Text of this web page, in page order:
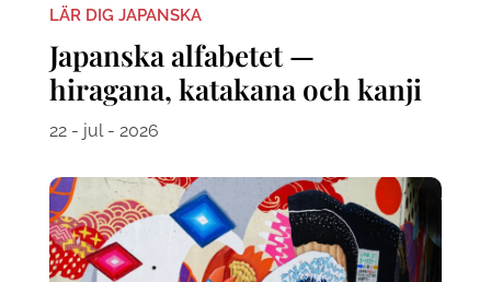
LÄR DIG JAPANSKA
Japanska alfabetet —
hiragana, katakana och kanji
22 - jul - 2026